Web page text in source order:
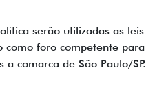
serão utilizadas as leis
como foro competente para
comarca de São Paulo/SP.